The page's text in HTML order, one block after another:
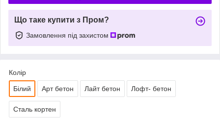
Що таке купити з Пром?
Замовлення під захистом
Колір
Білий Арт бетон Лайт бетон Лофт- бетон
Сталь кортен